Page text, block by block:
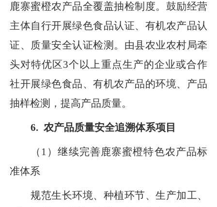
鹿寨蜜橙农产品全覆盖抽检制度。鼓励经营
主体自行开展绿色食品认证、有机农产品认
证、质量安全认证检测 。 由县农业农村局牵
头对特优区 3个以上重点生产的企业或合作
社开展绿色食品、有机农产品的环境、产品
抽样检测，提高产品质量。
6. 农产品质量安全追溯体系项目
（ 1 ）继续完善鹿寨蜜橙特色农产品标
准体系
规范生长环境、种植环节、生产加工、